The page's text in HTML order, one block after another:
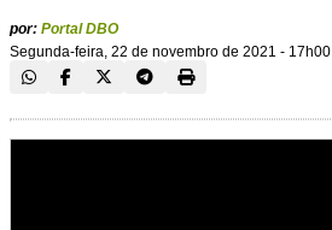
por: Portal DBO
Segunda-feira, 22 de novembro de 2021 - 17h00